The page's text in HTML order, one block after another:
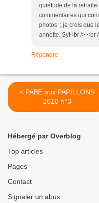
quiétude de la retraite
commentaires qui
photos ; je crois que
annette. Syl<br /> <br
Répondre
< PABE aux PAPILLONS
2010 n°3
Hébergé par Overblog
Top articles
Pages
Contact
Signaler un abus